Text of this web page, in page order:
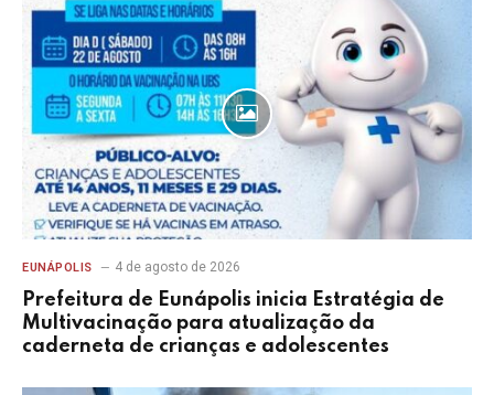
EUNÁPOLIS 4 de agosto de 2026
Prefeitura de Eunápolis inicia Estratégia de
Multivacinação para atualização da
caderneta de crianças e adolescentes